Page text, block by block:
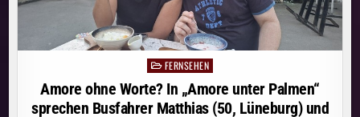
PostedFERNSEHEN
Amore ohne Worte? In „Amore unter Palmen“
sprechen Busfahrer Matthias (50, Lüneburg) und